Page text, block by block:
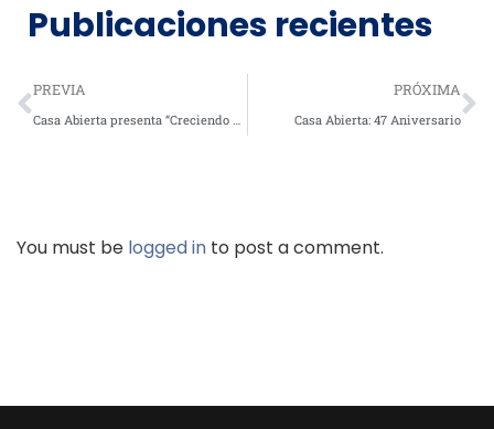
Publicaciones recientes
PREVIA PRÓXIMA
Casa Abierta: 47 Aniversario
You must be logged in to post a comment.